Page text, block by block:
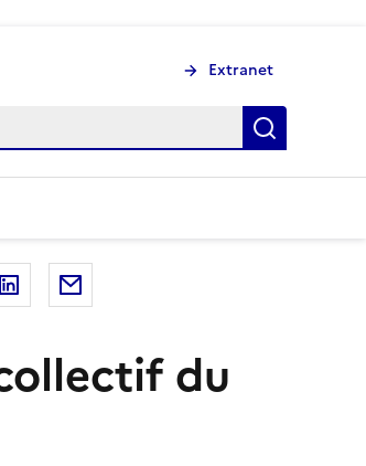
Extranet
Facebooksur Twitter
Partager sur LinkedIn
du